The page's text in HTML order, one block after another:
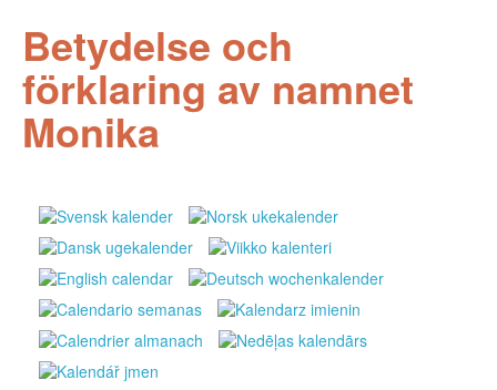
Betydelse och
förklaring av namnet
Monika